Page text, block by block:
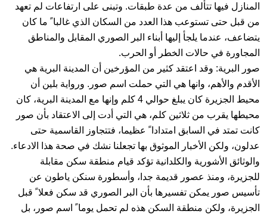
المنازل فيها تتألف من عدة طبقات. وتبنى على ارتفاعات لم تعهد
من قبل حتى تستوعب هذا العدد من السكان الذي غالبا ً ما كان
يتضاعف، عندما يلجأ إليها أبناء البر الصوري المقابل والمناطق
المجاورة في حالات الخطر أو الحرب.
صور البرية: وقد اعتقد كثير من المؤرخين أن المدينة البرية هي
الأقدم والأهم، وانها هي التي حملت اسم صور. ورواية بلين أن
محيط الجزيرة كان يبلغ حوالي 4 كلم وإنها مع المدينة البرية، كان
محيطها يقرب من ثلاثين كلم، هي التي أدت إلى الاعتقاد بأن صور
كانت تمتد في السابق امتدادا ً عظيما، فتتجاوز القاسمية حتى
عدلون، ولكن الأخبار الموثوق بها تجعلنا نشك في صحة هذا الادعاء.
والوثائق الأشورية والكلدانية تؤكد قيام منطقة سكن مقابلة
للجزيرة، ومنذ عصور قديمة جدا، وأسطورة سنكن ياطون عن
تأسيس صور يمكن تفسيرها بأن البر الصوري قد سكن فعلا ً قبل
الجزيرة، ولكن منطقة السكن هذه لم تحمل يوما ً اسم صور، بل